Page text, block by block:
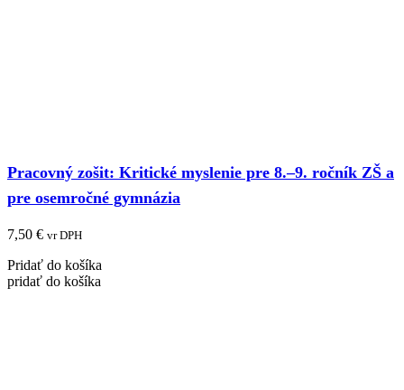
Pracovný zošit: Kritické myslenie pre 8.–9. ročník ZŠ a
pre osemročné gymnázia
7,50 € vr DPH
Pridať do košíka
pridať do košíka